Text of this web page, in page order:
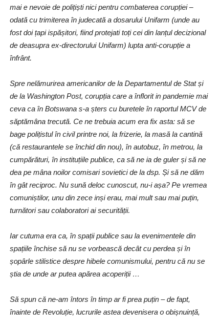
mai e nevoie de polițiști nici pentru combaterea corupției –
odată cu trimiterea în judecată a dosarului Unifarm (unde au
fost doi țapi ispășitori, fiind protejati toți cei din lanțul decizional
de deasupra ex-directorului Unifarm) lupta anti-corupție a
înfrânt.
Spre nelămurirea americanilor de la Departamentul de Stat și
de la Washington Post, corupția care a înflorit in pandemie mai
ceva ca în Botswana s-a șters cu buretele în raportul MCV de
săptămâna trecută. Ce ne trebuia acum era fix asta: să se
bage polițistul în civil printre noi, la frizerie, la masă la cantină
(că restaurantele se închid din nou), în autobuz, în metrou, la
cumpărături, în instituțiile publice, ca să ne ia de guler și să ne
dea pe mâna noilor comisari sovietici de la dsp. Și să ne dăm
în gât reciproc. Nu sună deloc cunoscut, nu-i așa? Pe vremea
comuniștilor, unu din zece inși erau, mai mult sau mai puțin,
turnători sau colaboratori ai securității.
Iar cutuma era ca, în spații publice sau la evenimentele din
spațiile închise să nu se vorbească decât cu perdea și în
șopârle stilistice despre hibele comunismului, pentru că nu se
știa de unde ar putea apărea acoperiții …
Să spun că ne-am întors în timp ar fi prea puțin – de fapt,
înainte de Revoluție, lucrurile astea devenisera o obișnuință,